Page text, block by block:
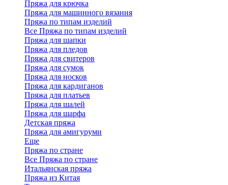
Пряжа для крючка
Пряжа для машинного вязания
Пряжа по типам изделий
Все Пряжа по типам изделий
Пряжа для шапки
Пряжа для пледов
Пряжа для свитеров
Пряжа для сумок
Пряжа для носков
Пряжа для кардиганов
Пряжа для платьев
Пряжа для шалей
Пряжа для шарфа
Детская пряжа
Пряжа для амигуруми
Еще
Пряжа по стране
Все Пряжа по стране
Итальянская пряжа
Пряжа из Китая